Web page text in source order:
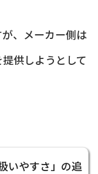
、メーカー側は
供しようとして
いやすさ」の追